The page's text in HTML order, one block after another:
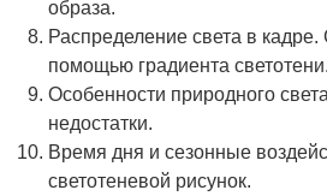
образа.
Распределение света в
помощью градиента светотени.
Особенности природного
недостатки.
Время дня и сезонные
светотеневой рисунок.